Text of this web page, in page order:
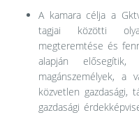
A kamara célja a
tagjai közötti
megteremtése és
alapján
magánszemélyek, a
közvetlen gazdasági,
gazdasági